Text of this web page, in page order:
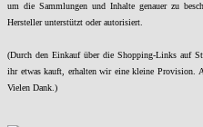
um die Sammlungen und Inhalte genauer zu
Hersteller unterstützt oder autorisiert.
(Durch den Einkauf über die Shopping-Links auf
ihr etwas kauft, erhalten wir eine kleine Provision.
Vielen Dank.)